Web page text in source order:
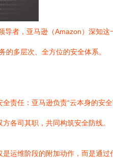
者，亚马逊（Amazon）深知
多层次、全方位的安全体系。
责任：亚马逊负责“云本身的安
各司其职，共同构筑安全防线。
运维阶段的附加动作，而是通